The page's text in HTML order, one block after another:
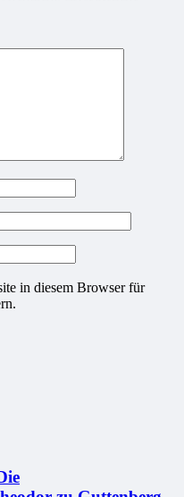
in diesem Browser für